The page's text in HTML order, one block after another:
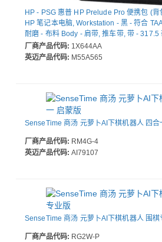
HP - PSG 惠普 HP Prelude Pro 便携包 (
HP 笔记本电脑, Workstation - 黑 - 符合
耐磨 - 布料 Body - 肩带, 推车带, 带 -
度 x 425.4 毫米 深度
厂商产品代码: 1X644AA
英迈产品代码: M55A565
SenseTime 商汤 元萝卜AI下棋机器人 四合
厂商产品代码: RM4G-4
英迈产品代码: AI79107
SenseTime 商汤 元萝卜AI下棋机器人 围棋
厂商产品代码: RG2W-P